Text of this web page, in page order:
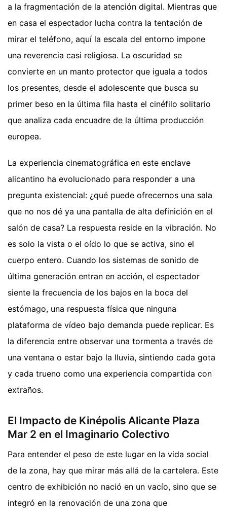
a la fragmentación de la atención digital. Mientras que
en casa el espectador lucha contra la tentación de
mirar el teléfono, aquí la escala del entorno impone
una reverencia casi religiosa. La oscuridad se
convierte en un manto protector que iguala a todos
los presentes, desde el adolescente que busca su
primer beso en la última fila hasta el cinéfilo solitario
que analiza cada encuadre de la última producción
europea.
La experiencia cinematográfica en este enclave
alicantino ha evolucionado para responder a una
pregunta existencial: ¿qué puede ofrecernos una sala
que no nos dé ya una pantalla de alta definición en el
salón de casa? La respuesta reside en la vibración. No
es solo la vista o el oído lo que se activa, sino el
cuerpo entero. Cuando los sistemas de sonido de
última generación entran en acción, el espectador
siente la frecuencia de los bajos en la boca del
estómago, una respuesta física que ninguna
plataforma de vídeo bajo demanda puede replicar. Es
la diferencia entre observar una tormenta a través de
una ventana o estar bajo la lluvia, sintiendo cada gota
y cada trueno como una experiencia compartida con
extraños.
El Impacto de Kinépolis Alicante Plaza
Mar 2 en el Imaginario Colectivo
Para entender el peso de este lugar en la vida social
de la zona, hay que mirar más allá de la cartelera. Este
centro de exhibición no nació en un vacío, sino que se
integró en la renovación de una zona que